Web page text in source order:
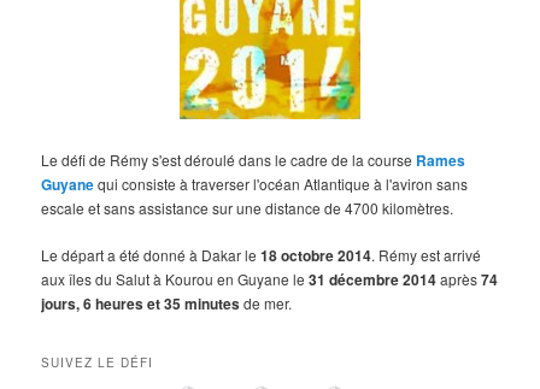
Le défi de Rémy s'est déroulé dans le cadre de la course Rames
Guyanequi consiste à traverser l'océan Atlantique à l'aviron sans
escale et sans assistance sur une distance de 4700 kilomètres.
Le départ a été donné à Dakar le18 octobre 2014. Rémy est arrivé
aux îles du Salut à Kourou en Guyane le31 décembre 2014après74
jours, 6 heures et 35 minutesde mer.
SUIVEZ LE DÉFI